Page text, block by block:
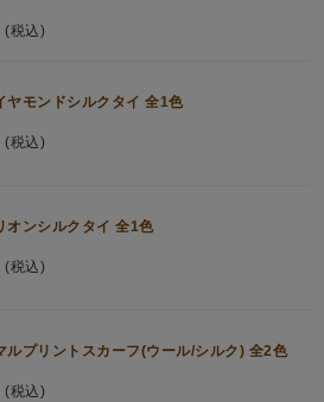
(税込)
ヤモンドシルクタイ 全1色
(税込)
オンシルクタイ 全1色
(税込)
ルプリントスカーフ(ウール/シルク) 全2色
(税込)